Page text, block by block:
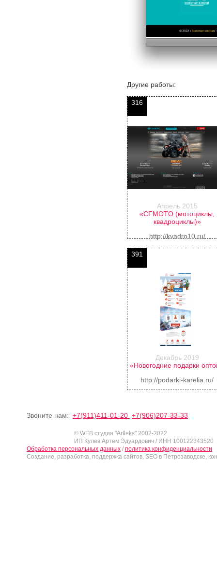
Другие работы:
316
Апрель 2015
«CFMOTO (мотоциклы,
квадроциклы)»
http://kvadro10.ru/
391
Декабрь 2019
«Новогодние подарки
http://podarki-karelia.ru/
Звоните нам: +7(911)411-01-20 +7(906)207-33-33
© WEB студия "Artleks" 2002-2022
ИП Кулев Артем Эдуардович / ИНН 100122343520
Обработка персональных данных / политика конфиденциальности
Создание, разработка, поддержка сайтов, SEO в Петрозаводске,